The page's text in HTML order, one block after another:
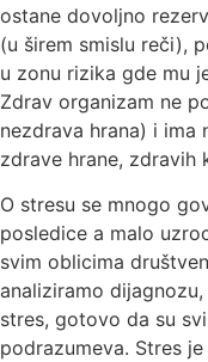
ostane dovoljno
(u širem smislu reči),
u zonu rizika gde mu
Zdrav organizam ne
nezdrava hrana) i ima
zdrave hrane, zdravih
O stresu se mnogo
posledice a malo
svim oblicima
analiziramo
stres, gotovo da su
podrazumeva. Stres